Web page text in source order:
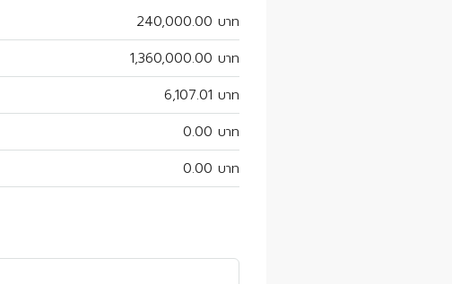
240,000.00 บาท
1,360,000.00 บาท
6,107.01 บาท
0.00 บาท
0.00 บาท